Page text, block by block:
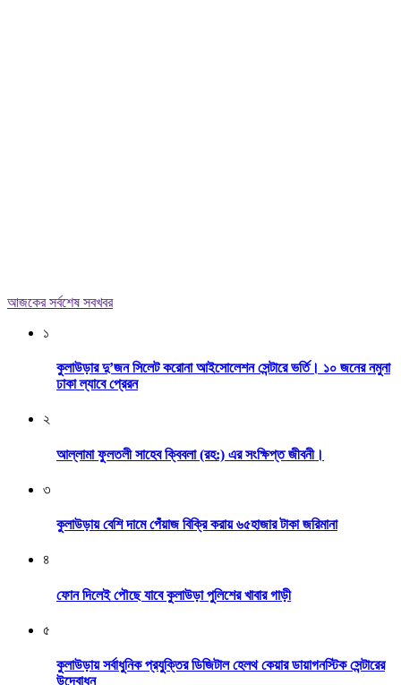
আজকের সর্বশেষ সবখবর
১
কুলাউড়ার দু’জন সিলেট করোনা আইসোলেশন সেন্টারে ভর্তি। ১০ জনের নমুনা
ঢাকা ল্যাবে প্রেরন
২
আল্লামা ফুলতলী সাহেব ক্বিবলা (রহ:) এর সংক্ষিপ্ত জীবনী।
৩
কুলাউড়ায় বেশি দামে পেঁয়াজ বিক্রি করায় ৬৫হাজার টাকা জরিমানা
৪
ফোন দিলেই পৌছে যাবে কুলাউড়া পুলিশের খাবার গাড়ী
৫
কুলাউড়ায় সর্বাধুনিক প্রযুক্তির ডিজিটাল হেলথ কেয়ার ডায়াগনস্টিক সেন্টারের
উদ্বোধন